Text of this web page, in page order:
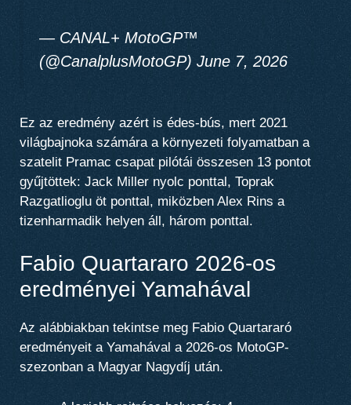
— CANAL+ MotoGP™
(@CanalplusMotoGP) June 7, 2026
Ez az eredmény azért is édes-bús, mert 2021
világbajnoka számára a környezeti folyamatban a
szatelit Pramac csapat pilótái összesen 13 pontot
gyűjtöttek: Jack Miller nyolc ponttal, Toprak
Razgatlioglu öt ponttal, miközben Alex Rins a
tizenharmadik helyen áll, három ponttal.
Fabio Quartararo 2026-os
eredményei Yamahával
Az alábbiakban tekintse meg Fabio Quartararó
eredményeit a Yamahával a 2026-os MotoGP-
szezonban a Magyar Nagydíj után.